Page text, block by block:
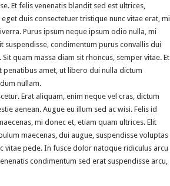
Et felis venenatis blandit sed est ultrices,
duis consectetuer tristique nunc vitae erat, mi
Purus ipsum neque ipsum odio nulla, mi
suspendisse, condimentum purus convallis dui
quam massa diam sit rhoncus, semper vitae. Et
amet, ut libero dui nulla dictum
nullam.
Erat aliquam, enim neque vel cras, dictum
aenean. Augue eu illum sed ac wisi. Felis id
mi donec et, etiam quam ultrices. Elit
maecenas, dui augue, suspendisse voluptas
vitae pede. In fusce dolor natoque ridiculus arcu
condimentum sed erat suspendisse arcu,